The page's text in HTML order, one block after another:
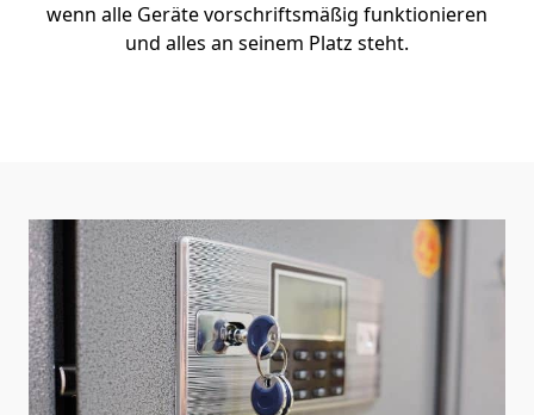
wenn alle Geräte vorschriftsmäßig funktionieren
und alles an seinem Platz steht.